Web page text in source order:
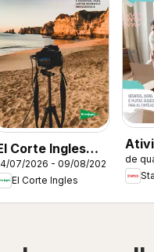
Corte Ingles
07/2026 - 09/08/2026
El Corte Ingles
de